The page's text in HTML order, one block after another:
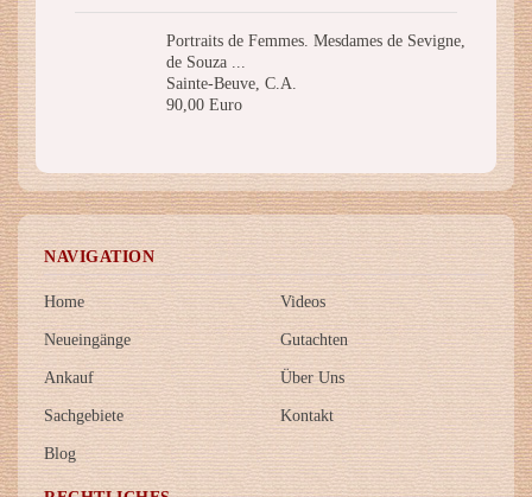
Portraits de Femmes. Mesdames de Sevigne,
de Souza ...
Sainte-Beuve, C.A.
90,00 Euro
NAVIGATION
Home
Neueingänge
Ankauf
Sachgebiete
Blog
Videos
Gutachten
Über Uns
Kontakt